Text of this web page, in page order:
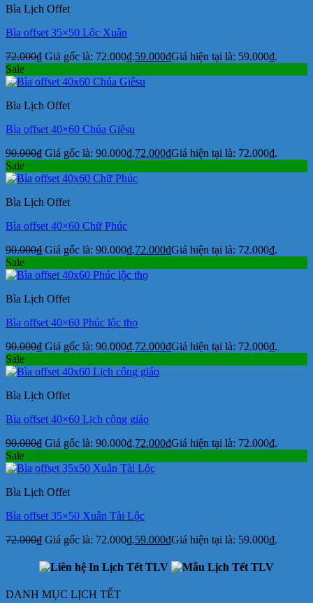
Bìa Lịch Offet
Bìa offset 35×50 Lộc Xuân
72.000₫ Giá gốc là: 72.000₫.59.000₫Giá hiện tại là: 59.000₫.
Sale
Bìa Lịch Offet
Bìa offset 40×60 Chúa Giêsu
90.000₫ Giá gốc là: 90.000₫.72.000₫Giá hiện tại là: 72.000₫.
Sale
Bìa Lịch Offet
Bìa offset 40×60 Chữ Phúc
90.000₫ Giá gốc là: 90.000₫.72.000₫Giá hiện tại là: 72.000₫.
Sale
Bìa Lịch Offet
Bìa offset 40×60 Phúc lộc thọ
90.000₫ Giá gốc là: 90.000₫.72.000₫Giá hiện tại là: 72.000₫.
Sale
Bìa Lịch Offet
Bìa offset 40×60 Lịch công giáo
90.000₫ Giá gốc là: 90.000₫.72.000₫Giá hiện tại là: 72.000₫.
Sale
Bìa Lịch Offet
Bìa offset 35×50 Xuân Tài Lộc
72.000₫ Giá gốc là: 72.000₫.59.000₫Giá hiện tại là: 59.000₫.
DANH MỤC LỊCH TẾT